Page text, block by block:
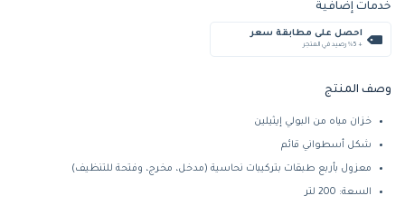
خدمات إضافية
احصل على مطابقة سعر
+ %5 رصيد في المتجر
وصف المنتج
خزان مياه من البولي إيثيلين
شكل أسطواني قائم
معزول بأربع طبقات بتركيبات نحاسية (مدخل، مخرج، وفتحة للتنظيف)
السعة: 200 لتر